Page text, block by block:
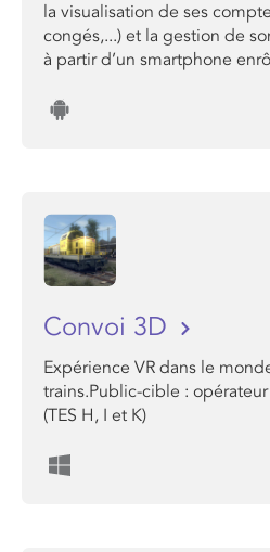
la visualisation de ses
congés,...) et la gestion de
à partir d’un smartphone
Convoi 3D
Expérience VR dans le
trains.Public-cible :
(TES H, I et K)